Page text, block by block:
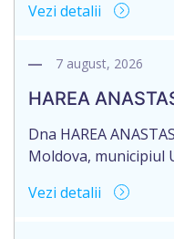
raionul Fălești, satul
Certificatului de
Larisa Dogotari, cu
str.Ștefan cel Mare,
Vezi detalii
7 august, 2026
HAREA
Dna HAREA
Moldova, municipiul
domiciliat în
Vezi detalii